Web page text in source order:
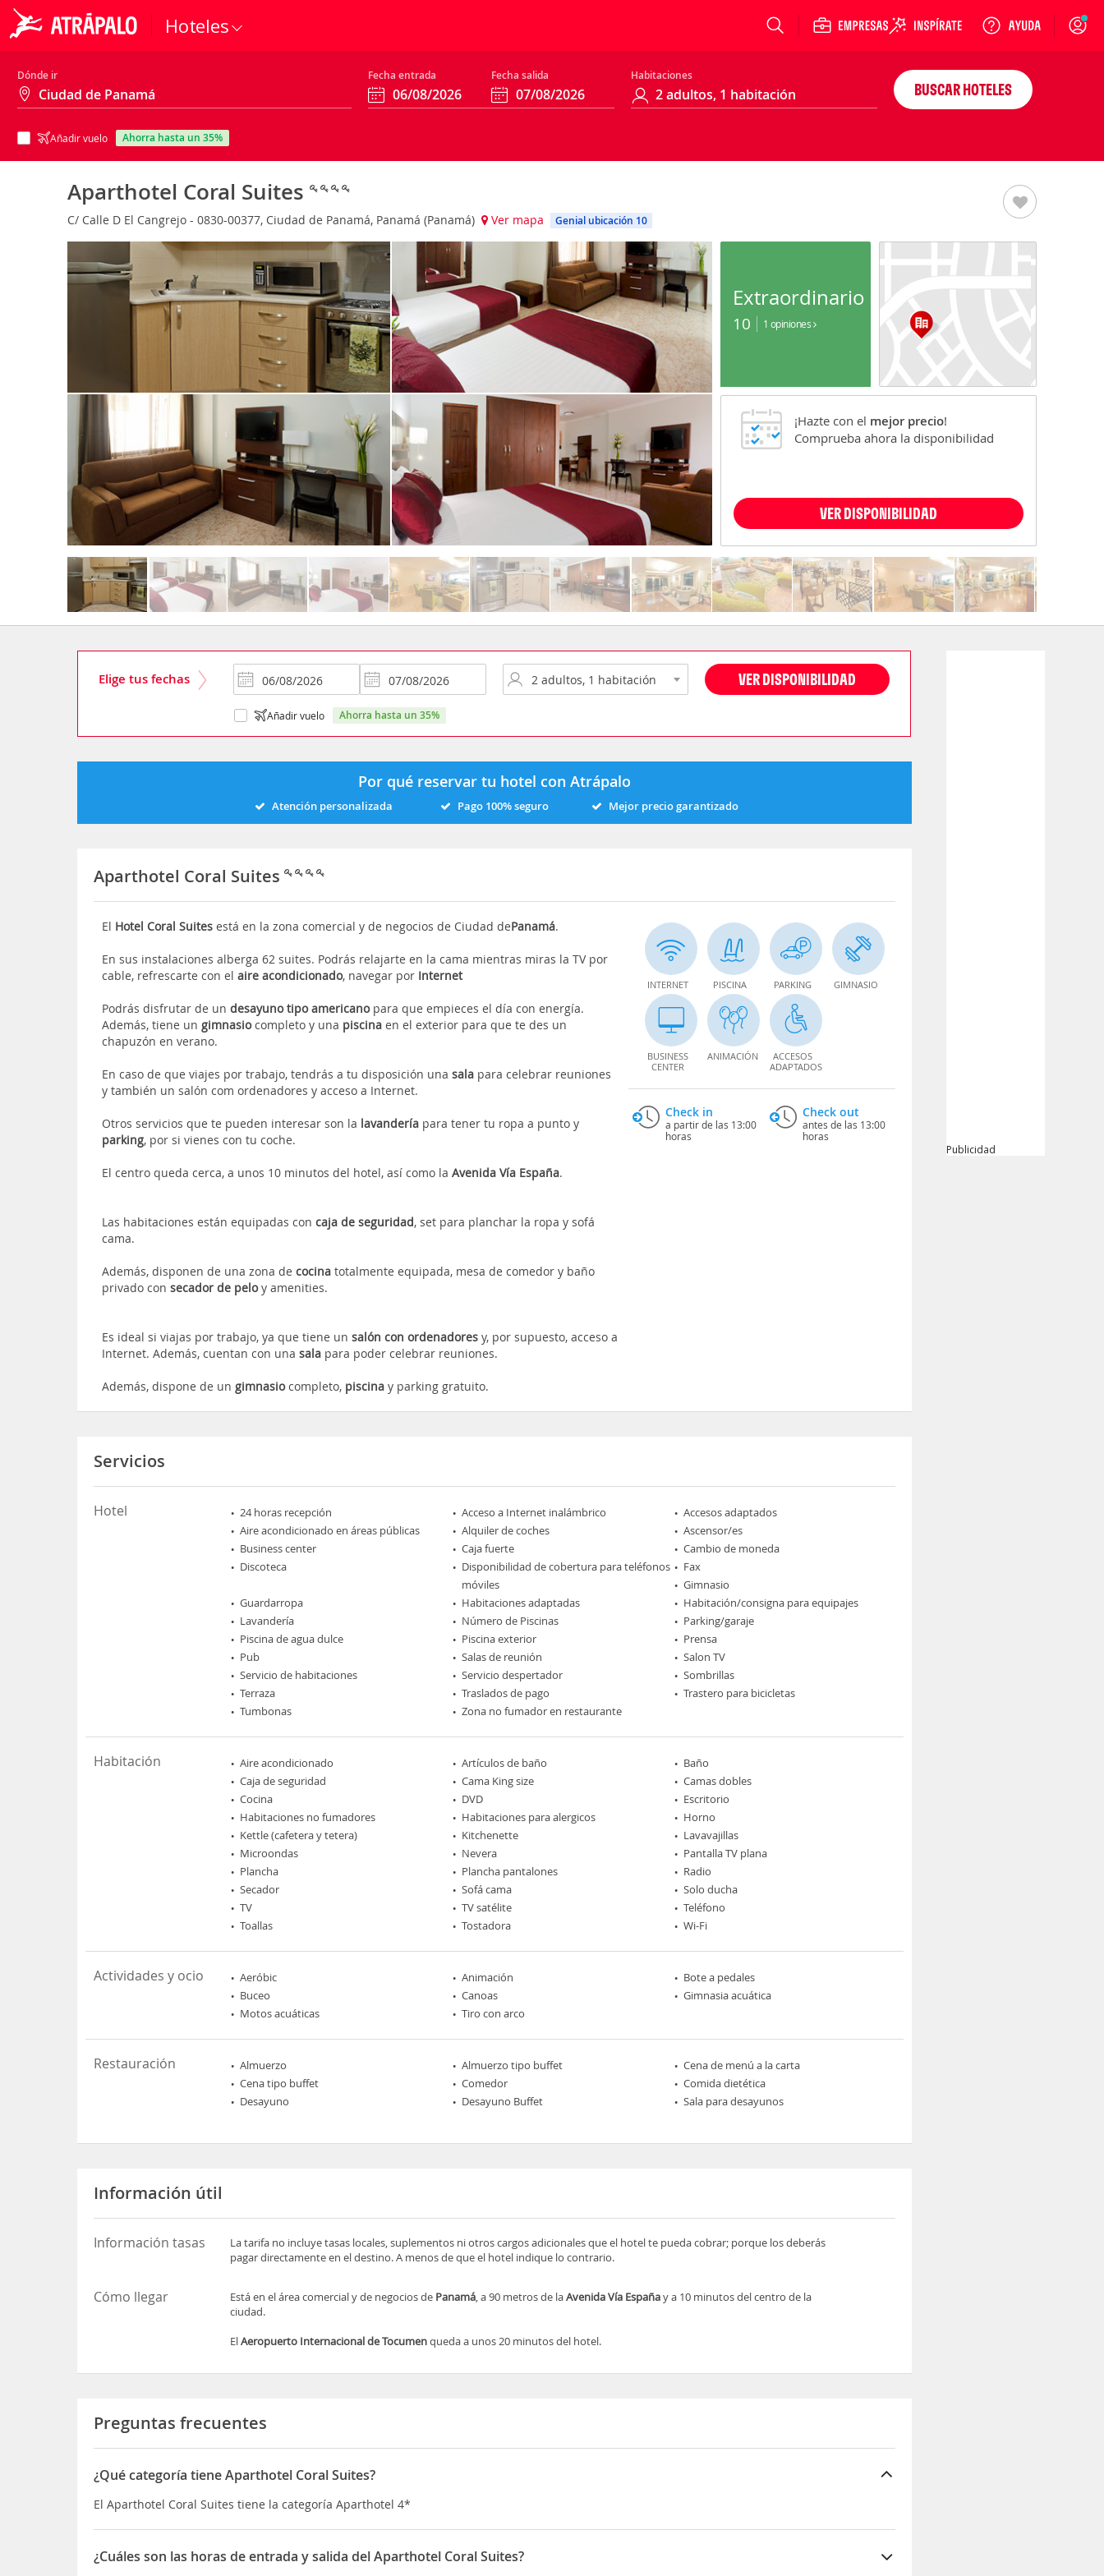
Hoteles Login
Dónde ir Fecha entrada Fecha salida Habitaciones
Añadir vuelo ahorra hasta un 35%
BUSCAR HOTELES
Aparthotel Coral Suites
C/ Calle D El Cangrejo - 0830-00377, Ciudad de Panamá, Panamá (Panamá) Ver mapa Genial ubicación 10
Extraordinario
10 1 opiniones
¡Hazte con el mejor precio!
Comprueba ahora la disponibilidad
VER DISPONIBILIDAD
Elige tus fechas VER DISPONIBILIDAD
Añadir vuelo ahorra hasta un 35%
Por qué reservar tu hotel con Atrápalo
Atención personalizada Pago 100% seguro Mejor precio garantizado
Aparthotel Coral Suites
El Hotel Coral Suites está en la zona comercial y de negocios de Ciudad dePanamá.
En sus instalaciones alberga 62 suites. Podrás relajarte en la cama mientras miras la TV por
cable, refrescarte con elaire acondicionado, navegar por Internet
Podrás disfrutar de undesayuno tipo americanopara que empieces el día con energía.
Además, tiene un gimnasiocompleto y una piscina en el exterior para que te des un
chapuzón en verano.
En caso de que viajes por trabajo, tendrás a tu disposición unasala para celebrar reuniones
y también un salón com ordenadores y acceso a Internet.
Otros servicios que te pueden interesar son la lavandería para tener tu ropa a punto y
parking, por si vienes con tu coche.
El centro queda cerca, a unos 10 minutos del hotel, así como laAvenida Vía España.
Las habitaciones están equipadas concaja de seguridad, set para planchar la ropa y sofá
cama.
Además, disponen de una zona de cocinatotalmente equipada, mesa de comedor y baño
privado consecador de peloy amenities.
Es ideal si viajas por trabajo, ya que tiene unsalón con ordenadores y, por supuesto, acceso a
Internet. Además, cuentan con unasala para poder celebrar reuniones.
Además, dispone de un gimnasiocompleto, piscina y parking gratuito.
INTERNET PISCINA PARKING GIMNASIO
BUSINESS
CENTER
ANIMACIÓN
ACCESOS
ADAPTADOS
Check in
a partir de las 13:00
horas
Check out
antes de las 13:00
horas
Servicios
Hotel 24 horas recepción Acceso a Internet inalámbrico
Accesos adaptados
Aire acondicionado en áreas públicas
Alquiler de coches
Ascensor/es
Business center
Caja fuerte
Cambio de moneda
Discoteca
Disponibilidad de cobertura para teléfonos
móviles
Fax
Gimnasio
Guardarropa
Habitaciones adaptadas
Habitación/consigna para equipajes
Lavandería
Número de Piscinas
Parking/garaje
Piscina de agua dulce
Piscina exterior
Prensa
Pub
Salas de reunión
Salon TV
Servicio de habitaciones
Servicio despertador
Sombrillas
Terraza
Traslados de pago
Trastero para bicicletas
Tumbonas
Zona no fumador en restaurante
Habitación Aire acondicionado Artículos de baño
Baño
Caja de seguridad
Cama King size
Camas dobles
Cocina
DVD
Escritorio
Habitaciones no fumadores
Habitaciones para alergicos
Horno
Kettle (cafetera y tetera)
Kitchenette
Lavavajillas
Microondas
Nevera
Pantalla TV plana
Plancha
Plancha pantalones
Radio
Secador
Sofá cama
Solo ducha
TV
TV satélite
Teléfono
Toallas
Tostadora Wi-Fi
Actividades y ocio Aeróbic Animación
Bote a pedales
Buceo
Canoas
Gimnasia acuática
Motos acuáticas
Tiro con arco
Restauración Almuerzo Almuerzo tipo buffet
Cena de menú a la carta
Cena tipo buffet
Comedor
Comida dietética
Desayuno
Desayuno Buffet Sala para desayunos
Información útil
Información tasas
La tarifa no incluye tasas locales, suplementos ni otros cargos adicionales que el hotel te pueda cobrar; porque los deberás
pagar directamente en el destino. A menos de que el hotel indique lo contrario.
Cómo llegar Está en el área comercial y de negocios de Panamá, a 90 metros de laAvenida Vía Españay a 10 minutos del centro de la
ciudad.
ElAeropuerto Internacional de Tocumenqueda a unos 20 minutos del hotel.
Preguntas frecuentes
¿Qué categoría tiene Aparthotel Coral Suites?
El Aparthotel Coral Suites tiene la categoría Aparthotel 4*
¿Cuáles son las horas de entrada y salida del Aparthotel Coral Suites?
Publicidad